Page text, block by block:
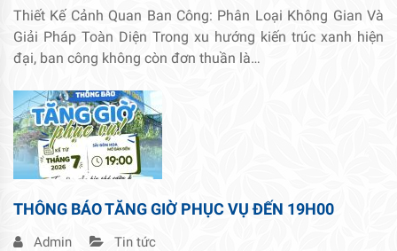
Thiết Kế Cảnh Quan Ban Công: Phân Loại Không Gian Và
Giải Pháp Toàn Diện Trong xu hướng kiến trúc xanh hiện
đại, ban công không còn đơn thuần là…
THÔNG BÁO TĂNG GIỜ PHỤC VỤ ĐẾN 19H00
Admin Tin tức